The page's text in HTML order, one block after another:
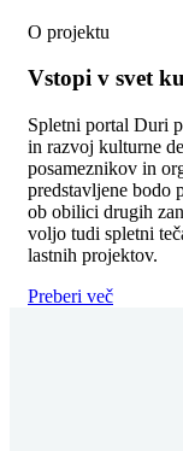
O projektu
Vstopi v svet
Spletni portal Duri
in razvoj kulturne
posameznikov in
predstavljene bodo
ob obilici drugih
voljo tudi spletni
lastnih projektov.
Preberi več